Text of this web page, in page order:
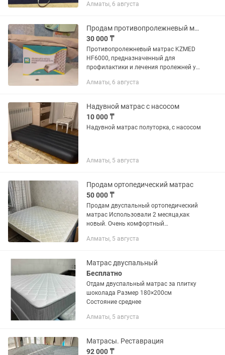
Алматы, 6 августа
Продам противопролежневый матрас KZMED HF6000
30 000 ₸
Противопролежневый матрас KZMED
HF6000, предназначенный для
профилактики и лечения пролежней у
компрессором, который обеспечивает
Алматы, 6 августа
Надувной матрас с насосом
10 000 ₸
Надувной матрас полуторка, с насосом
Алматы, 5 августа
Продам ортопедический матрас
50 000 ₸
Продам двуспальный ортопедический
матрас Использовали 2 месяца,как
новый. Очень комфортный
160, длина 190,высота 20 см
выше...
Алматы, 5 августа
Матрас двуспальный
Бесплатно
Отдам двуспальный матрас за плитку
шоколада Размер 180×200см
Состояние среднее
Алматы, 5 августа
Матрасы. Реставрация
92 000 ₸